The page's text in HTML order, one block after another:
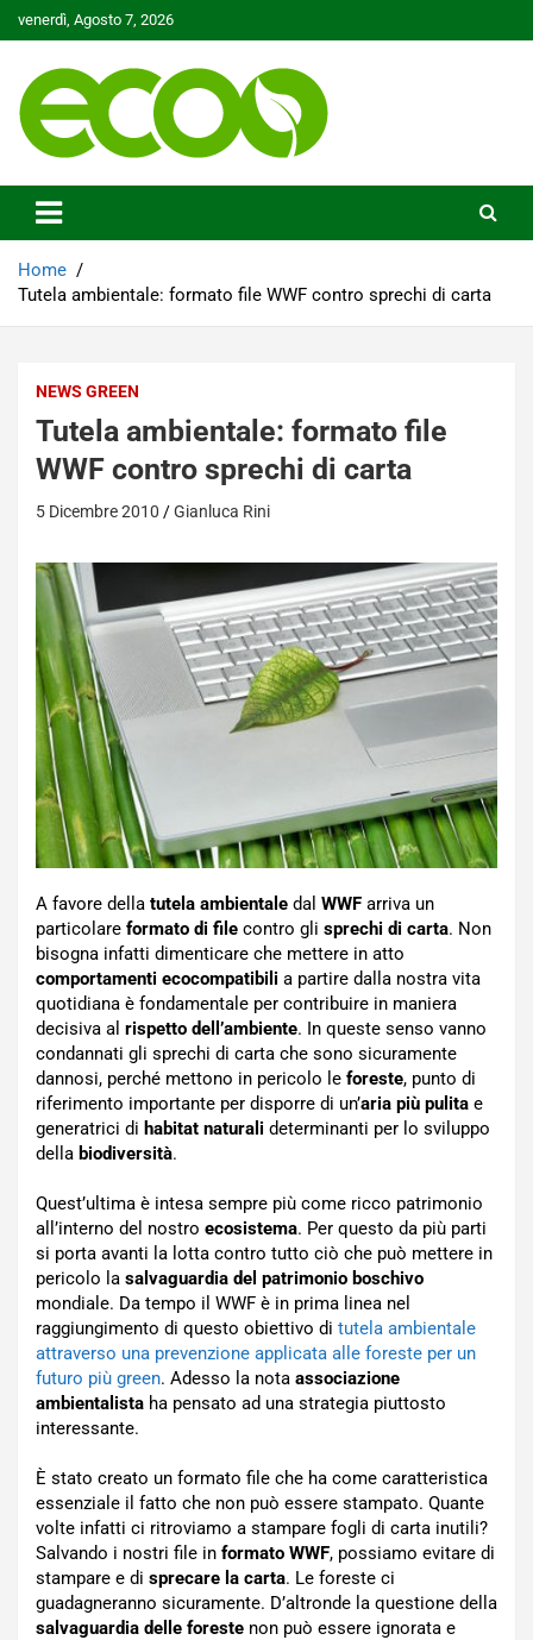
to
venerdì, Agosto 7, 2026
Ecoo.it
Home
Tutela ambientale: formato file WWF contro sprechi di carta
NEWS GREEN
Tutela ambientale: formato file
WWF contro sprechi di carta
5 Dicembre 2010 Gianluca Rini
A favore della tutela ambientale dal WWF arriva un
particolare formato di file contro gli sprechi di carta. Non
bisogna infatti dimenticare che mettere in atto
comportamenti ecocompatibili a partire dalla nostra vita
quotidiana è fondamentale per contribuire in maniera
decisiva al rispetto dell’ambiente. In queste senso vanno
condannati gli sprechi di carta che sono sicuramente
dannosi, perché mettono in pericolo le foreste, punto di
riferimento importante per disporre di un’aria più pulita e
generatrici di habitat naturali determinanti per lo sviluppo
della biodiversità.
Quest’ultima è intesa sempre più come ricco patrimonio
all’interno del nostro ecosistema. Per questo da più parti
si porta avanti la lotta contro tutto ciò che può mettere in
pericolo la salvaguardia del patrimonio boschivo
mondiale. Da tempo il WWF è in prima linea nel
raggiungimento di questo obiettivo di tutela ambientale
attraverso una prevenzione applicata alle foreste per un
futuro più green. Adesso la nota associazione
ambientalista ha pensato ad una strategia piuttosto
interessante.
È stato creato un formato file che ha come caratteristica
essenziale il fatto che non può essere stampato. Quante
volte infatti ci ritroviamo a stampare fogli di carta inutili?
Salvando i nostri file in formato WWF, possiamo evitare di
stampare e di sprecare la carta. Le foreste ci
guadagneranno sicuramente. D’altronde la questione della
salvaguardia delle foreste non può essere ignorata e